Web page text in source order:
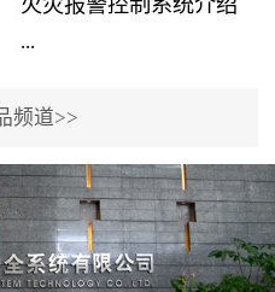
火灾报警控制系统介绍
...
用了具有仲裁机制和冗余
校验的总线传输技术、线
路状态检测与保护技术、
后向光电感烟探测技术、
频道>>